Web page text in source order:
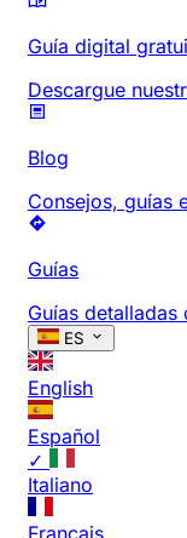
Guía digital
Descargue
Blog
Consejos, guías
Guías
Guías detalladas
ES
English
Español
✓
Italiano
Français